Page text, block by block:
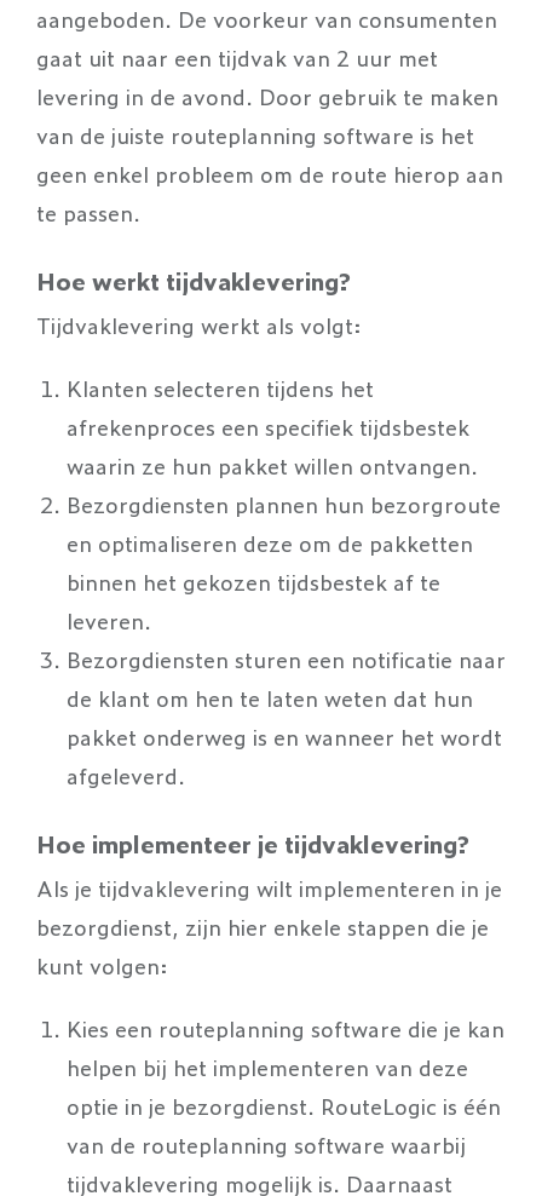
aangeboden. De voorkeur van consumenten
gaat uit naar een tijdvak van 2 uur met
levering in de avond. Door gebruik te maken
van de juiste routeplanning software is het
geen enkel probleem om de route hierop aan
te passen.
Hoe werkt tijdvaklevering?
Tijdvaklevering werkt als volgt:
Klanten selecteren tijdens het
afrekenproces een specifiek tijdsbestek
waarin ze hun pakket willen ontvangen.
Bezorgdiensten plannen hun bezorgroute
en optimaliseren deze om de pakketten
binnen het gekozen tijdsbestek af te
leveren.
Bezorgdiensten sturen een notificatie naar
de klant om hen te laten weten dat hun
pakket onderweg is en wanneer het wordt
afgeleverd.
Hoe implementeer je tijdvaklevering?
Als je tijdvaklevering wilt implementeren in je
bezorgdienst, zijn hier enkele stappen die je
kunt volgen:
Kies een routeplanning software die je kan
helpen bij het implementeren van deze
optie in je bezorgdienst. RouteLogic is één
van de routeplanning software waarbij
tijdvaklevering mogelijk is. Daarnaast